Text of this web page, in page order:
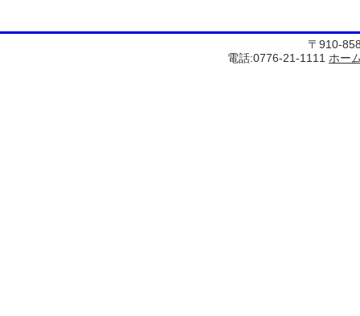
〒910-
電話:0776-21-1111 ホー